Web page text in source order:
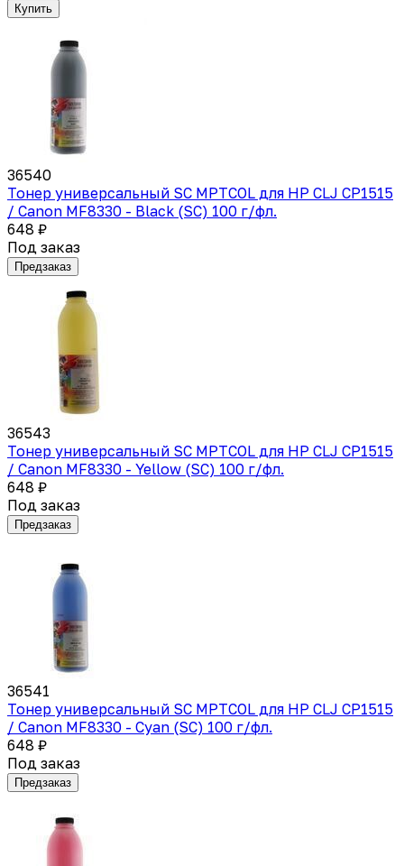
Купить
36540
Тонер универсальный SC MPTCOL для HP CLJ CP1515
/ Canon MF8330 - Black (SC) 100 г/фл.
648 ₽
Под заказ
Предзаказ
36543
Тонер универсальный SC MPTCOL для HP CLJ CP1515
/ Canon MF8330 - Yellow (SC) 100 г/фл.
648 ₽
Под заказ
Предзаказ
36541
Тонер универсальный SC MPTCOL для HP CLJ CP1515
/ Canon MF8330 - Cyan (SC) 100 г/фл.
648 ₽
Под заказ
Предзаказ